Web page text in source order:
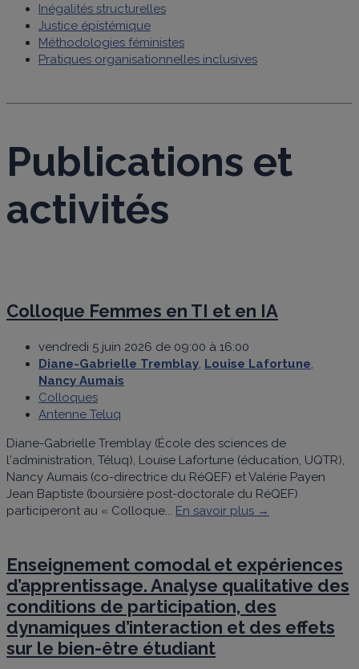
Inégalités structurelles
Justice épistémique
Méthodologies féministes
Pratiques organisationnelles inclusives
Publications et
activités
Colloque Femmes en TI et en IA
vendredi 5 juin 2026 de 09:00 à 16:00
Diane-Gabrielle Tremblay, Louise Lafortune,
Nancy Aumais
Colloques
Antenne Teluq
Diane-Gabrielle Tremblay (École des sciences de
l'administration, Téluq), Louise Lafortune (éducation, UQTR),
Nancy Aumais (co-directrice du RéQEF) et Valérie Payen
Jean Baptiste (boursière post-doctorale du RéQEF)
participeront au « Colloque... En savoir plus →
Enseignement comodal et expériences
d’apprentissage. Analyse qualitative des
conditions de participation, des
dynamiques d’interaction et des effets
sur le bien-être étudiant